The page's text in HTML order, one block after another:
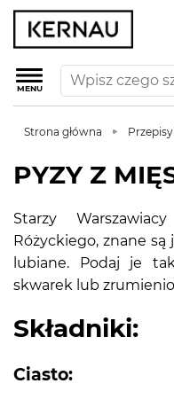
MENU
Strona główna
PYZY Z
Starzy
Różyckiego, znane są
lubiane. Podaj je
skwarek lub
Składniki:
Ciasto: